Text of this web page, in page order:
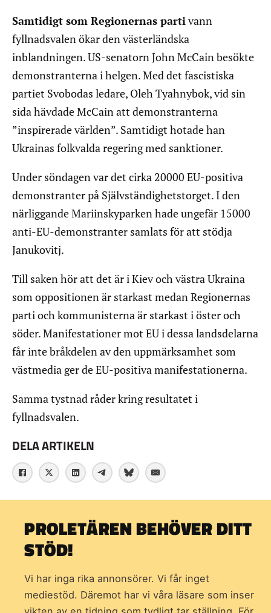
Samtidigt som Regionernas partivann
fyllnadsvalen ökar den västerländska
inblandningen. US-senatorn John McCain besökte
demonstranterna i helgen. Med det fascistiska
partiet Svobodas ledare, Oleh Tyahnybok, vid sin
sida hävdade McCain att demonstranterna
”inspirerade världen”. Samtidigt hotade han
Ukrainas folkvalda regering med sanktioner.
Under söndagen var det cirka 20000 EU-positiva
demonstranter på Självständighetstorget. I den
närliggande Mariinskyparken hade ungefär 15000
anti-EU-demonstranter samlats för att stödja
Janukovitj.
Till saken hör att det är i Kiev och västra Ukraina
som oppositionen är starkast medan Regionernas
parti och kommunisterna är starkast i öster och
söder. Manifestationer mot EU i dessa landsdelarna
får inte bråkdelen av den uppmärksamhet som
västmedia ger de EU-positiva manifestationerna.
Samma tystnad råder kring resultatet i
fyllnadsvalen.
DELA ARTIKELN
PROLETÄREN BEHÖVER DITT
STÖD!
Vi har inga rika annonsörer. Vi får inget
mediestöd. Däremot har vi våra läsare som inser